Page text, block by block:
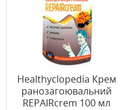
Healthyclopedia Крем
ранозагоювальний
REPAIRcrem 100 мл